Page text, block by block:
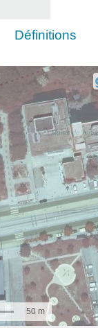
Définitions